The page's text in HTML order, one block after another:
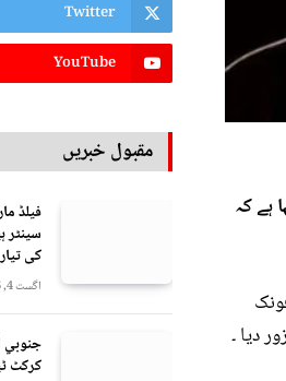
ہے کہ
دیا ۔
Twitter
YouTube
مقبول خبریں
فیلڈ
سینٹر
کی
اگست 4, 2026
جنوبي
کرکٹ